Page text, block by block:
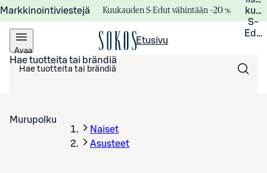
Markkinointiviestejä Kuukauden S-Edut vähintään –20 %
S-
Avaa
valikko
Etusivu
Hae tuotteita tai brändiä
Murupolku
Naiset
Asusteet